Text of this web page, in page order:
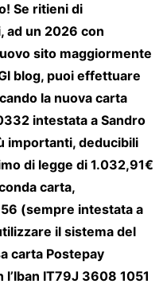
Se ritieni di
ad un 2026 con
sito maggiormente
blog, puoi effettuare
la nuova carta
intestata a Sandro
importanti, deducibili
di legge di 1.032,91€
carta,
(sempre intestata a
il sistema del
carta Postepay
IT79J 3608 1051